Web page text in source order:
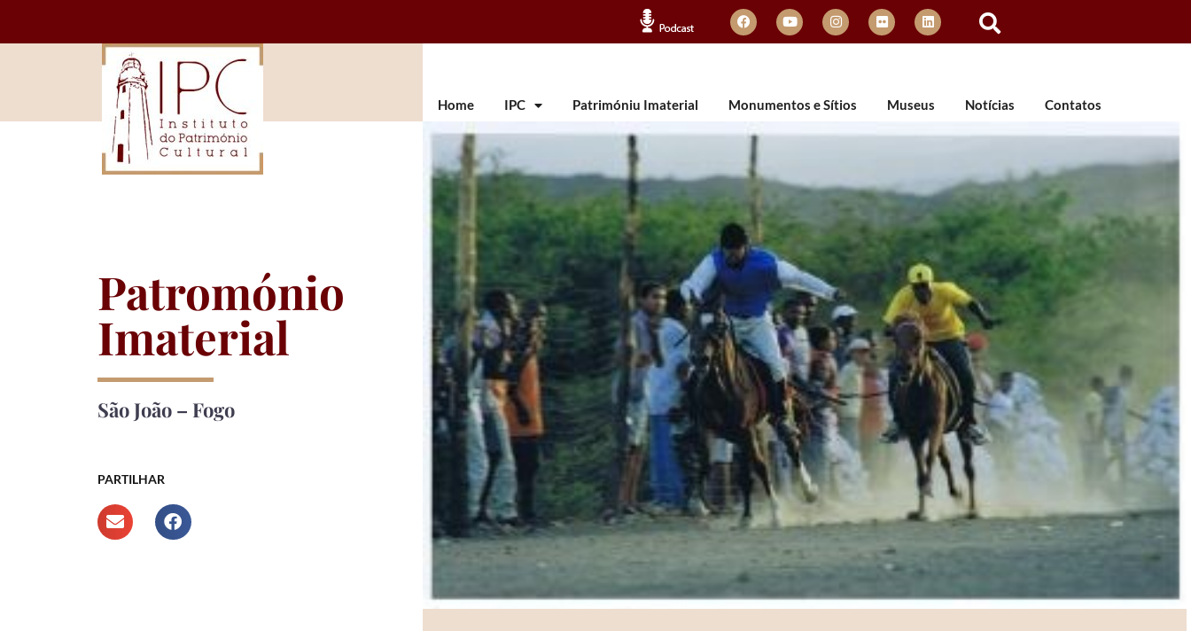
Home IPC Patrimóniu Imaterial Monumentos e Sítios Museus Notícias Contatos
Patromónio
Imaterial
São João – Fogo
PARTILHAR